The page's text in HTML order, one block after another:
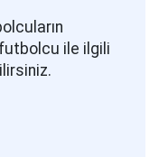
ile ilgili